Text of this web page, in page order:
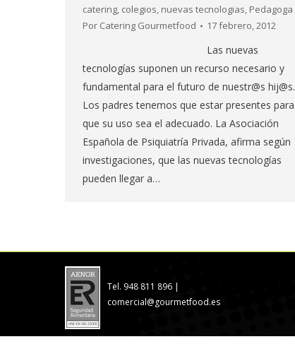
catering, colegios, nuevas tecnologias, Pedagoga
Por Catering Gourmetfood 17 febrero, 2012
Las nuevas
tecnologías suponen un recurso necesario y
fundamental para el futuro de nuestr@s hij@s.
Los padres tenemos que estar presentes para
que su uso sea el adecuado. La Asociación
Española de Psiquiatría Privada, afirma según
investigaciones, que las nuevas tecnologías
pueden llegar a…
Tel. 948 811 896 |
comercial@gourmetfood.es